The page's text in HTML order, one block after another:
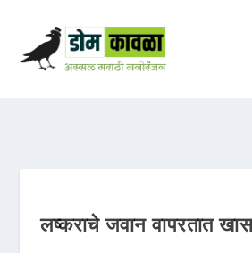
लष्कराचे जवान वापरतात